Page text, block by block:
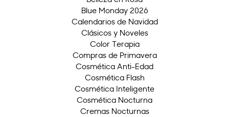
Blue Monday 2026
Calendarios de Navidad
Clásicos y Noveles
Color Terapia
Compras de Primavera
Cosmética Anti-Edad
Cosmética Flash
Cosmética Inteligente
Cosmética Nocturna
Cremas Nocturnas